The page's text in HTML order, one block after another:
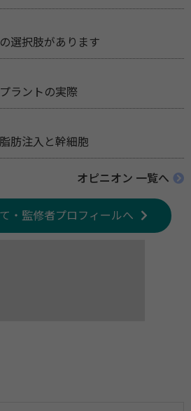
選択肢があります
ラントの実際
肪注入と幹細胞
オピニオン 一覧へ
・監修者プロフィールへ